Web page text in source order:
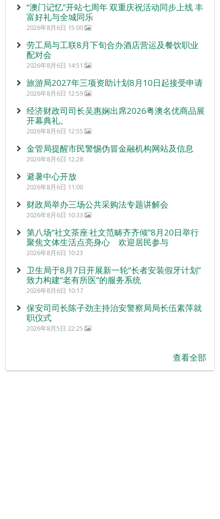
“澳门记忆”开站七周年 双重庆祝活动同步上线 丰
富好礼与全城同乐
2026年8月6日 15:00
劳工局与工联8月下旬合办酒店营运及餐饮职业
配对会
2026年8月6日 14:51
旅游局2027年三项资助计划8月10日起接受申请
2026年8月6日 12:59
经济财政司司长吴惠娴出席2026粤澳名优商品展
开幕典礼。
2026年8月6日 12:55
金管局提醒市民警惕伪冒金融机构网站及信息
2026年8月6日 12:28
避暑中心开放
2026年8月6日 11:00
财政局举办三场公共采购法专题讲解会
2026年8月6日 10:33
第八场“社文茶座‧社文范畴齐齐倾”8月20日举行
聚焦文体生活点亮身心 欢迎居民参与
2026年8月6日 10:23
卫生局于8月7日开展新一轮“长者安装假牙计划”
致力构建“老有所医”的服务系统
2026年8月6日 10:17
保安司司长陈子劲主持治安警察局局长伍素萍就
职仪式
2026年8月5日 22:25
查看全部